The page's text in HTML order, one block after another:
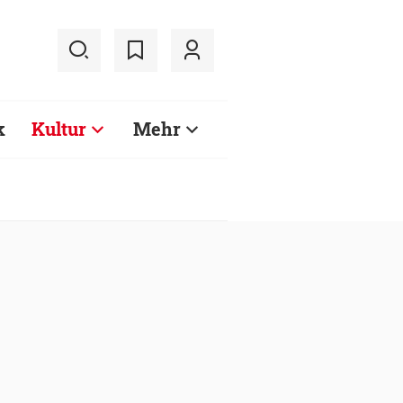
Kultur Mehr